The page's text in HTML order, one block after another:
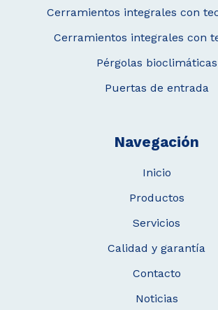
Cerramientos integrales con
Cerramientos integrales con
Pérgolas bioclimáticas
Puertas de entrada
Navegación
Inicio
Productos
Servicios
Calidad y garantía
Contacto
Noticias